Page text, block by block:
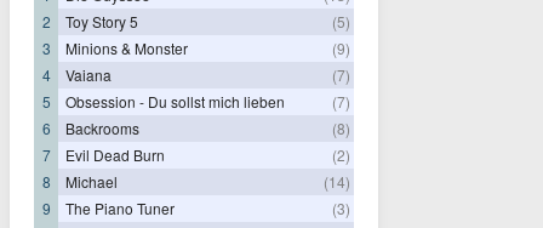
2
Toy Story 5
(5)
3
Minions & Monster
(9)
4
Vaiana
(7)
5
Obsession - Du sollst mich lieben
(7)
6
Backrooms
(8)
7
Evil Dead Burn
(2)
8
Michael
(14)
9
The Piano Tuner
(3)